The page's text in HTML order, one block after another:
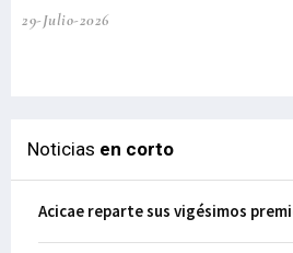
29-Julio-2026
Noticias en corto
Acicae reparte sus vigésimos